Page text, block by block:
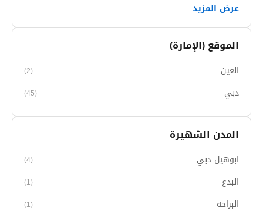
عرض المزيد
الموقع (الإمارة)
العين (2)
دبي (45)
المدن الشهيرة
ابوهيل دبي (4)
البدع (1)
البراحه (1)